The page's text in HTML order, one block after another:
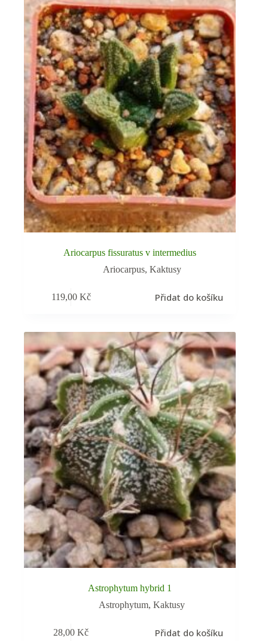
Ariocarpus fissuratus v intermedius
Ariocarpus, Kaktusy
119,00 Kč Přidat do košíku
Astrophytum hybrid 1
Astrophytum,Kaktusy
28,00Kč Přidat do košíku